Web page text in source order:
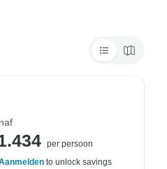
per persoon
to unlock savings